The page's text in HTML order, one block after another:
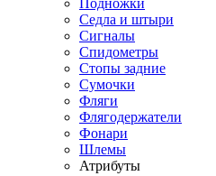
Подножки
Седла и штыри
Сигналы
Спидометры
Стопы задние
Сумочки
Фляги
Флягодержатели
Фонари
Шлемы
Атрибуты